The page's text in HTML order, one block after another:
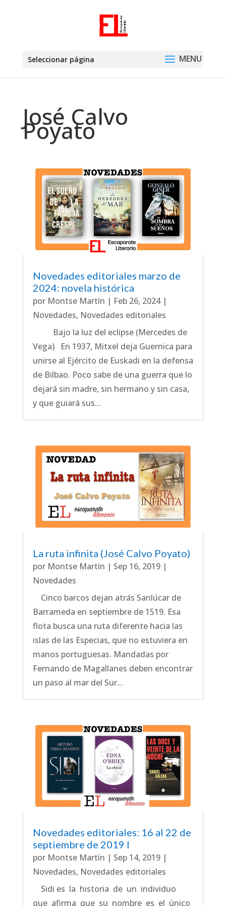
Seleccionar página
José Calvo
Poyato
Novedades editoriales marzo de
2024: novela histórica
por Montse Martín | Feb 26, 2024|
Novedades, Novedades editoriales
Bajo la luz del eclipse (Mercedes de
Vega) En 1937, Mitxel deja Guernica para
unirse al Ejército de Euskadi en la defensa
de Bilbao. Poco sabe de una guerra que lo
dejará sin madre, sin hermano y sin casa,
y que guiará sus...
La ruta infinita (José Calvo Poyato)
por Montse Martín | Sep 16, 2019|
Novedades
Cinco barcos dejan atrás Sanlúcar de
Barrameda en septiembre de 1519. Esa
flota busca una ruta diferente hacia las
islas de las Especias, que no estuviera en
manos portuguesas. Mandadas por
Fernando de Magallanes deben encontrar
un paso al mar del Sur...
Novedades editoriales: 16 al 22 de
septiembre de 2019 I
por Montse Martín | Sep 14, 2019|
Novedades, Novedades editoriales
Sidi es la historia de un individuo
que afirma que su nombre es el único